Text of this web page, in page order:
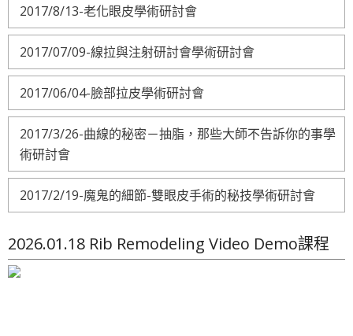
2017/8/13-老化眼皮學術研討會
2017/07/09-線拉與注射研討會學術研討會
2017/06/04-臉部拉皮學術研討會
2017/3/26-曲線的秘密－抽脂，那些大師不告訴你的事學
術研討會
2017/2/19-魔鬼的細節-雙眼皮手術的秘技學術研討會
2026.01.18 Rib Remodeling Video Demo課程